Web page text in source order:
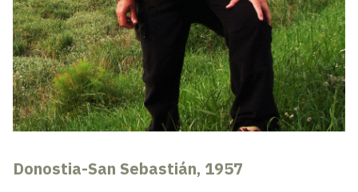
Donostia-San Sebastián, 1957